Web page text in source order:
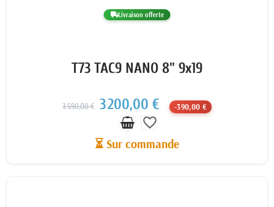
Livraison offerte
T73 TAC9 NANO 8" 9x19
3 590,00 € 3 200,00 € -390,00 €
favorite_border
⏳ Sur commande